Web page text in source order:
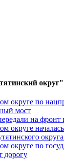
округе по
мост
на
округе
округе по
дорогу